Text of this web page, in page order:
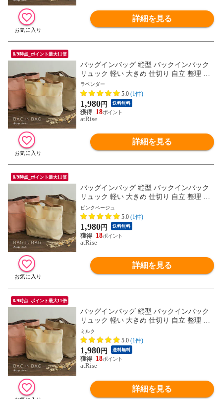
詳細を見る
8/9時点_ポイント最大11倍
バッグインバッグ 縦型 バックインバック
リュック 軽い 大きめ 仕切り 自立 整理 整
頓 深型バッグインバッグ 深型 トート イン
ナーバッグ マザーズバッグ ポーチ トラベ
ルポーチ ギフト プレゼント
ラベンダー
5.0 (1件)
1,980円 送料無料
18
atRise
詳細を見る
8/9時点_ポイント最大11倍
バッグインバッグ 縦型 バックインバック
リュック 軽い 大きめ 仕切り 自立 整理 整
頓 深型バッグインバッグ 深型 トート イン
ナーバッグ マザーズバッグ ポーチ トラベ
ルポーチ ギフト プレゼント
ピンクベージュ
5.0 (1件)
1,980円 送料無料
18
atRise
詳細を見る
8/9時点_ポイント最大11倍
バッグインバッグ 縦型 バックインバック
リュック 軽い 大きめ 仕切り 自立 整理 整
頓 深型バッグインバッグ 深型 トート イン
ナーバッグ マザーズバッグ ポーチ トラベ
ルポーチ ギフト プレゼント
ミルク
5.0 (1件)
1,980円 送料無料
18
atRise
詳細を見る